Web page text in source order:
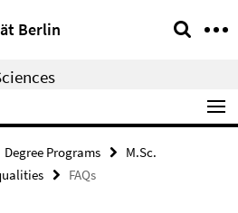
Berlin
Degree Programs
M.Sc.
FAQs